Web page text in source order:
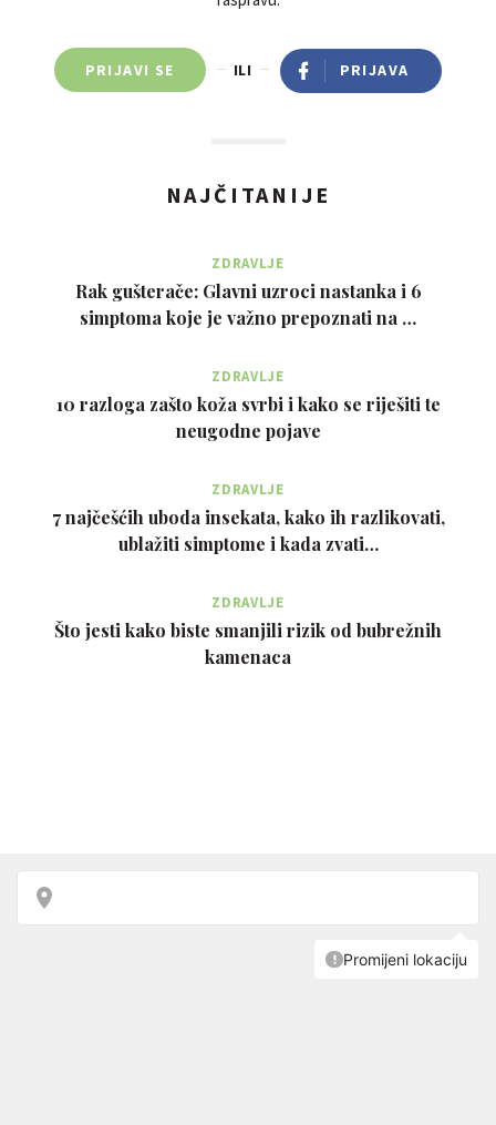
PRIJAVI SE ILI PRIJAVA
NAJČITANIJE
ZDRAVLJE
Rak gušterače: Glavni uzroci nastanka i 6
simptoma koje je važno prepoznati na …
ZDRAVLJE
10 razloga zašto koža svrbi i kako se riješiti te
neugodne pojave
ZDRAVLJE
7 najčešćih uboda insekata, kako ih razlikovati,
ublažiti simptome i kada zvati…
ZDRAVLJE
Što jesti kako biste smanjili rizik od bubrežnih
kamenaca